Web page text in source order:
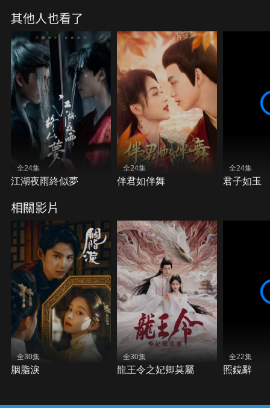
其他人也看了
全24集
江湖夜雨終似夢
全24集
伴君如伴舞
全24集
君子如玉
相關影片
全30集
胭脂淚
全30集
龍王令之妃卿莫屬
全22集
照鏡辭